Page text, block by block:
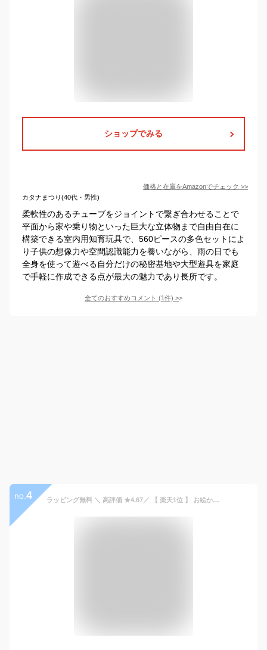
ショップでみる
価格と在庫をAmazonでチェック >>
カタナまつり(40代・男性)
柔軟性のあるチューブをジョイントで繋ぎ合わせることで
平面から家や乗り物といった巨大な立体物まで自由自在に
構築できる室内用知育玩具で、560ピースの多色セットによ
り子供の想像力や空間認識能力を養いながら、雨の日でも
全身を使って遊べる自分だけの秘密基地や大型遊具を家庭
で手軽に作成できる点が最大の魅力であり長所です。
全てのおすすめコメント (1件) >
no. 4 ラッピング無料 ＼ 高評価 ★4.67／ 【 楽天1位 】 お絵かきボード 電子メモ colorflet 正規品 大きめ 電子メモパッド カラー タブレット 子供 子ども おえかき おでかけ 知育 自宅 玩具 遊び 文字 誕生日 お祝い 6歳 7歳 8歳 9歳 プレゼント ギフト 送料無料